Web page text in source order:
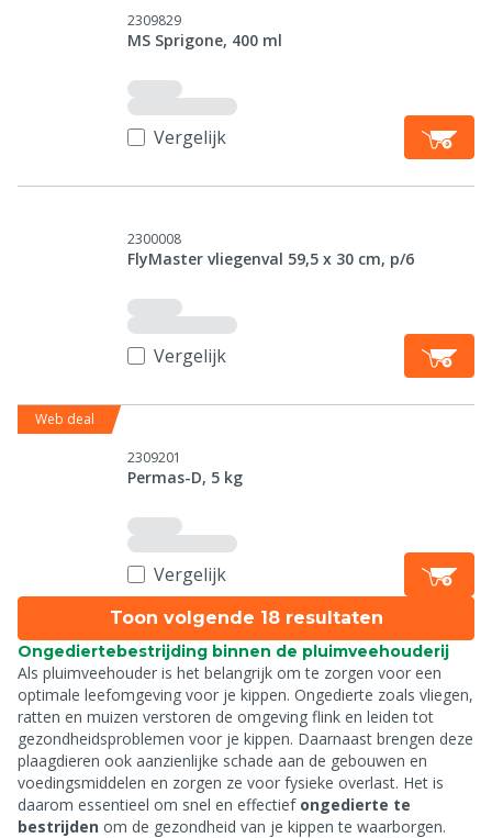
2309829
MS Sprigone, 400 ml
Vergelijk
2300008
FlyMaster vliegenval 59,5 x 30 cm, p/6
Vergelijk
Web deal
2309201
Permas-D, 5 kg
Vergelijk
Toon volgende 18 resultaten
Ongediertebestrijding binnen de pluimveehouderij
Als pluimveehouder is het belangrijk om te zorgen voor een
optimale leefomgeving voor je kippen. Ongedierte zoals vliegen,
ratten en muizen verstoren de omgeving flink en leiden tot
gezondheidsproblemen voor je kippen. Daarnaast brengen deze
plaagdieren ook aanzienlijke schade aan de gebouwen en
voedingsmiddelen en zorgen ze voor fysieke overlast. Het is
daarom essentieel om snel en effectief ongedierte te
bestrijden om de gezondheid van je kippen te waarborgen.